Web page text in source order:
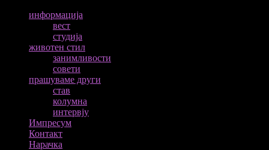
информација
вест
студија
животен стил
занимливости
совети
прашуваме други
став
колумна
интервју
Импресум
Контакт
Нарачка